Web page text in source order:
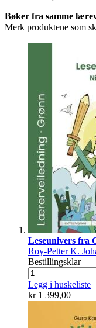
Bøker fra samme
Merk produktene som
Leseunivers fra
Roy-Petter K.
Bestillingsklar
Legg i huskeliste
kr 1 399,00